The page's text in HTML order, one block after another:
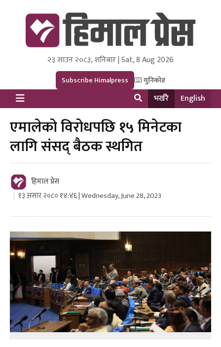
Himal Press
Dot NewsyNepal Media and Research Pvt Ltd.
२३ साउन २०८३, शनिबार | Sat, 8 Aug 2026
Subscribe Himalpress युनिकोड
भर्खरै English
एमालेको विरोधपछि १५ मिनेटका
लागि संसद् बैठक स्थगित
हिमाल प्रेस
१३ असार २०८० १४:४६ | Wednesday, June 28, 2023